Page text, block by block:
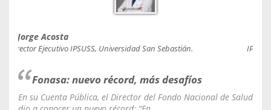
Jorge Acosta
Director Ejecutivo IPSUSS, Universidad San Sebastián.
Fonasa: nuevo récord, más desafíos
En su Cuenta Pública, el Director del Fondo Nacional de Salud